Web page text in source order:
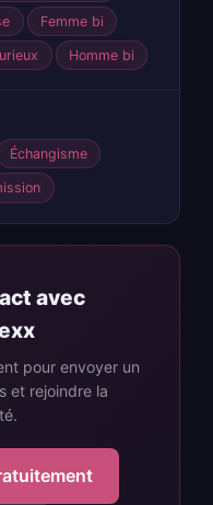
Femme bi
Homme bi
Échangisme
avec
pour envoyer un
et rejoindre la